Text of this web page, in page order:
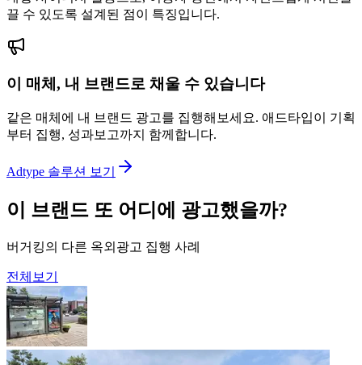
끌 수 있도록 설계된 점이 특징입니다.
이 매체, 내 브랜드로 채울 수 있습니다
같은 매체에 내 브랜드 광고를 집행해보세요. 애드타입이 기획
부터 집행, 성과보고까지 함께합니다.
Adtype 솔루션 보기
이 브랜드 또 어디에 광고했을까?
버거킹의 다른 옥외광고 집행 사례
전체보기